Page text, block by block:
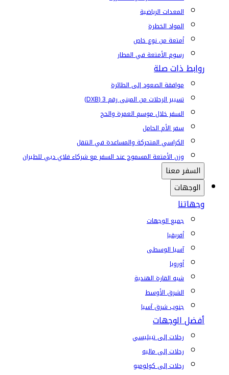
المعدات الرياضية
المواد الخطرة
أمتعة من نوع خاص
رسوم الأمتعة في المطار
روابط ذات صلة
موافقة الصعود إلى الطائرة
تسيير الرحلات من المبنى رقم 3 (DXB)
السفر خلال موسم العمرة والحج
سفر الأم الحامل
الكراسي المتحركة والمساعدة في التنقل
وزن الأمتعة المسموح عند السفر مع شركاء فلاي دبي للطيران
السفر معنا
الوجهات
وجهاتنا
جميع الوجهات
أفريقيا
آسيا الوسطى
أوروبا
شبه القارة الهندية
الشرق الأوسط
جنوب شرق آسيا
أفضل الوجهات
رحلات إلى تبيليسي
رحلات إلى ماليه
رحلات إلى كولومبو